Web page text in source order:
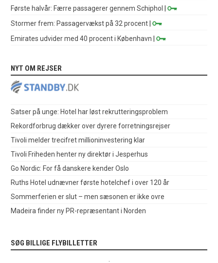
Første halvår: Færre passagerer gennem Schiphol
|
Stormer frem: Passagervækst på 32 procent |
Emirates udvider med 40 procent i København |
NYT OM REJSER
Satser på unge: Hotel har løst rekrutteringsproblem
Rekordforbrug dækker over dyrere forretningsrejser
Tivoli melder trecifret millioninvestering klar
Tivoli Friheden henter ny direktør i Jesperhus
Go Nordic: For få danskere kender Oslo
Ruths Hotel udnævner første hotelchef i over 120 år
Sommerferien er slut – men sæsonen er ikke ovre
Madeira finder ny PR-repræsentant i Norden
SØG BILLIGE FLYBILLETTER